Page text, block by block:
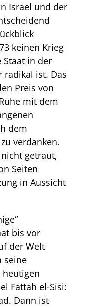
Israel und der
keinen Krieg
in der
radikal ist. Das
Preis von
mit dem
dem
verdanken.
getraut,
Seiten
in Aussicht
bis vor
der Welt
seine
heutigen
Fattah el-Sisi:
Dann ist